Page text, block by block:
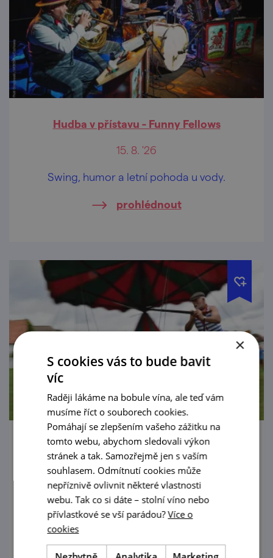
Hudba v přístavu - Funny Fellows
15. 8. '26
Swing, humor a letní pohoda u vody.
prohlédnout
Pouť ve skanzenu
15. 8. '26
Návštěvníci strážnického skanzenu se
mohou těšit na nejrůznější aktivity, při
kterých se zabaví děti i dospělí.
×
S cookies vás to bude bavit
víc
Raději lákáme na bobule vína, ale teď vám
musíme říct o souborech cookies.
Pomáhají se zlepšením vašeho zážitku na
tomto webu, abychom sledovali výkon
stránek a tak. Samozřejmě jen s vaším
souhlasem. Odmítnutí cookies může
nepříznivě ovlivnit některé vlastnosti
webu. Tak co si dáte – stolní víno nebo
přívlastkové se vší parádou?Více o
cookies